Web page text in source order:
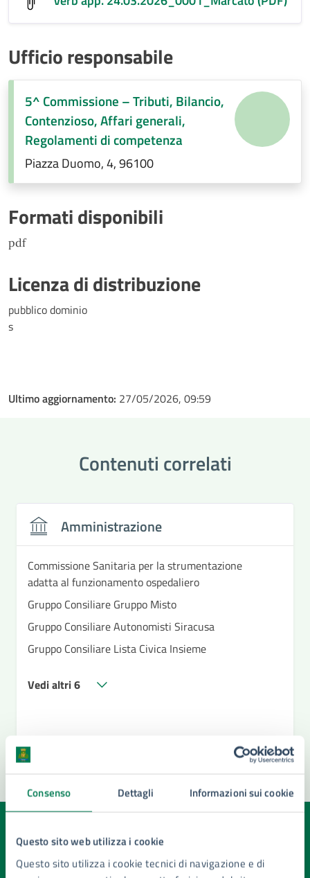
Consenso Dettagli Informazioni sui cookie
Questo sito web utilizza i cookie
Questo sito utilizza i cookie tecnici di navigazione e di
Ufficio responsabile
5^ Commissione – Tributi, Bilancio,
Contenzioso, Affari generali,
Regolamenti di competenza
Piazza Duomo, 4, 96100
Formati disponibili
pdf
Licenza di distribuzione
pubblico dominio
s
Ultimo aggiornamento: 27/05/2026, 09:59
Contenuti correlati
Amministrazione
Commissione Sanitaria per la strumentazione
adatta al funzionamento ospedaliero
Gruppo Consiliare Gruppo Misto
Gruppo Consiliare Autonomisti Siracusa
Gruppo Consiliare Lista Civica Insieme
Vedi altri 6
Quanto sono chiare le informazioni su questa
pagina?